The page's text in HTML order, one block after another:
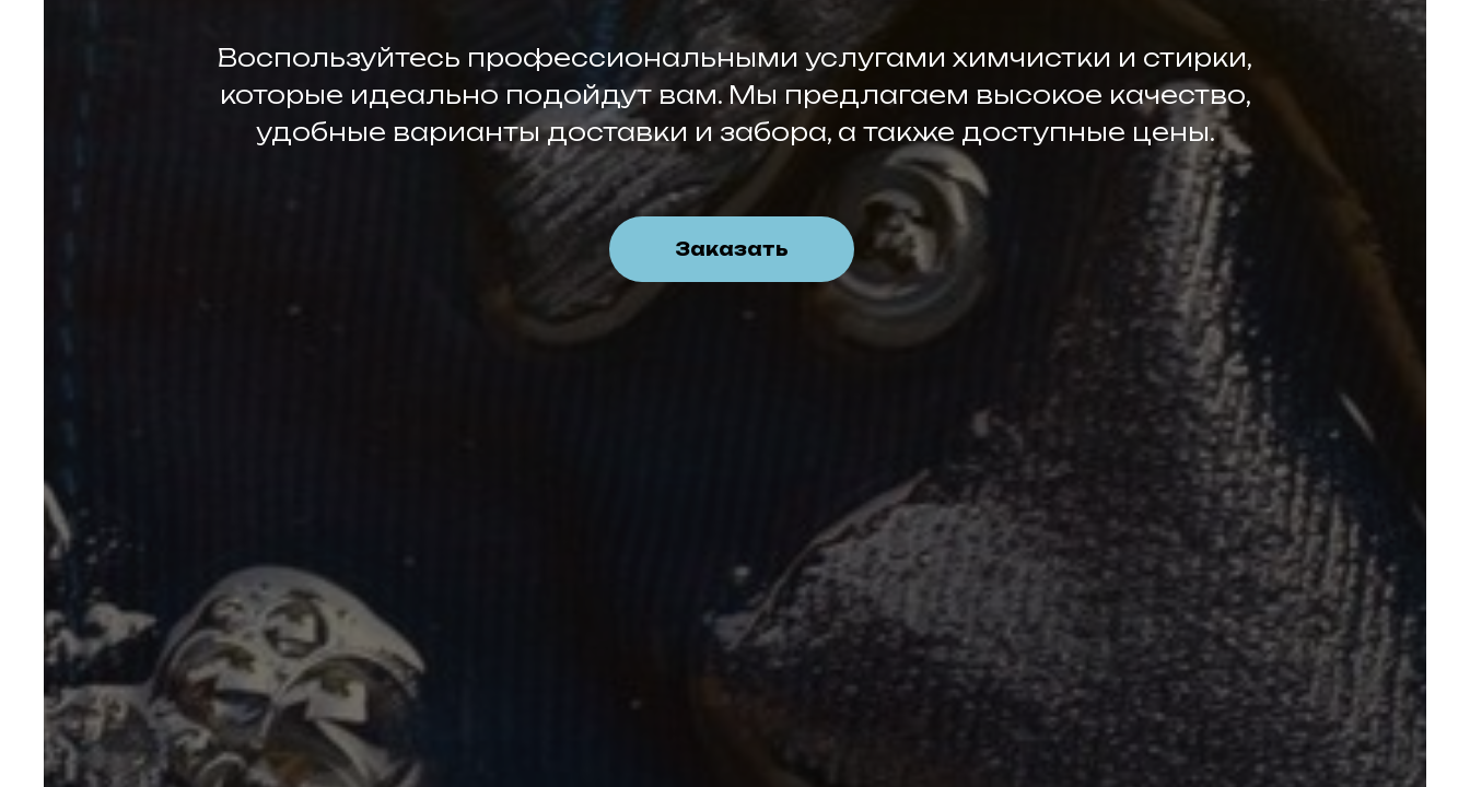
Воспользуйтесь профессиональными услугами химчистки и стирки,
которые идеально подойдут вам. Мы предлагаем высокое качество,
удобные варианты доставки и забора, а также доступные цены.
Заказать